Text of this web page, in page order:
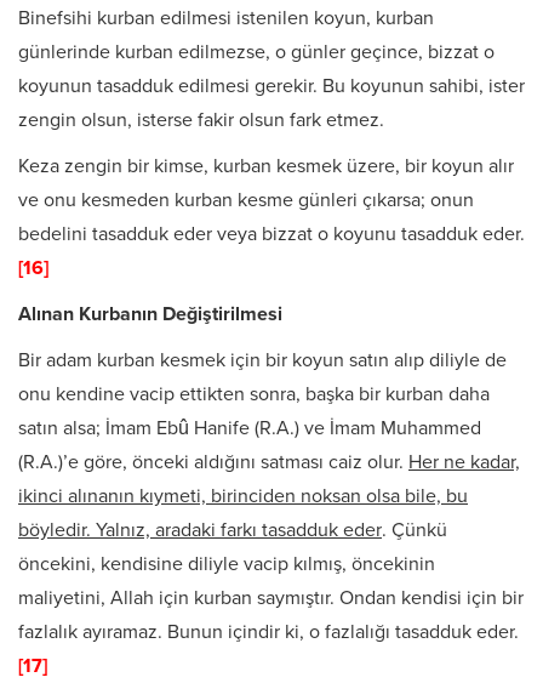
Binefsihi kurban edilmesi istenilen koyun, kurban
günlerinde kur­ban edilmezse, o günler geçince, bizzat o
koyunun tasadduk edilmesi gerekir. Bu koyunun sahibi, ister
zengin olsun, isterse fakir olsun fark etmez.
Keza zengin bir kimse, kurban kesmek üzere, bir koyun alır
ve onu kesmeden kurban kesme günleri çıkarsa; onun
bedelini tasadduk eder veya bizzat o koyunu tasadduk eder.
[16]
Alınan Kurbanın Değiştirilmesi
Bir adam kurban kesmek için bir koyun satın alıp diliyle de
onu kendine vacip ettikten sonra, başka bir kurban daha
satın alsa; İmam Ebû Hanife (R.A.) ve İmam Muhammed
(R.A.)’e göre, önceki aldığını sat­ması caiz olur. Her ne kadar,
ikinci alınanın kıymeti, birinciden nok­san olsa bile, bu
böyledir. Yalnız, aradaki farkı tasadduk eder. Çünkü
öncekini, kendisine diliyle vacip kılmış, öncekinin
maliyetini, Al­lah için kurban saymıştır. Ondan kendisi için bir
fazlalık ayıramaz. Bunun içindir ki, o fazlalığı tasadduk eder.
[17]